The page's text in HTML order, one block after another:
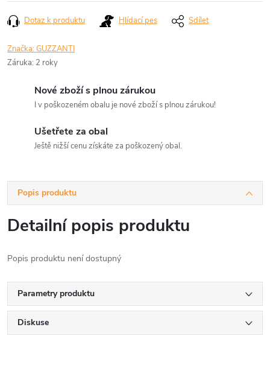
Dotaz k produktu Hlídací pes Sdílet
Značka:GUZZANTI
Záruka: 2 roky
Nové zboží s plnou zárukou
I v poškozeném obalu je nové zboží s plnou zárukou!
Ušetřete za obal
Ještě nižší cenu získáte za poškozený obal.
Popis produktu
Detailní popis produktu
Popis produktu není dostupný
Parametry produktu
Diskuse